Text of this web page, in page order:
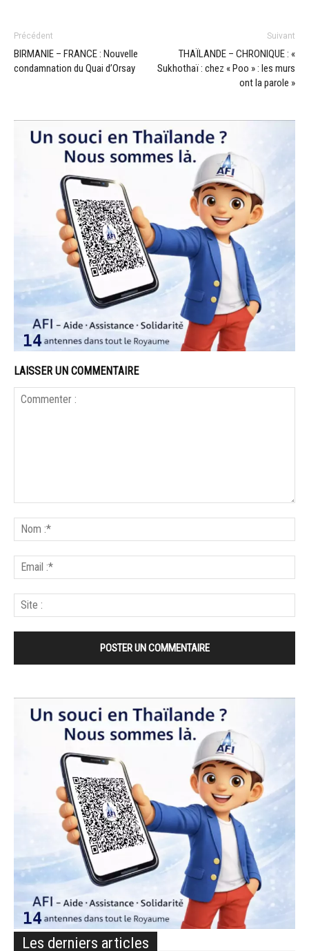
Précédent
BIRMANIE – FRANCE : Nouvelle
condamnation du Quai d’Orsay
Suivant
THAÏLANDE – CHRONIQUE : «
Sukhothaï : chez « Poo » : les murs
ont la parole »
LAISSER UN COMMENTAIRE
Les derniers articles